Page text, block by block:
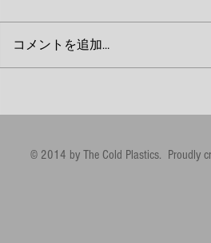
コメントを追加…
© 2014 by The Cold Plastics. Proudly